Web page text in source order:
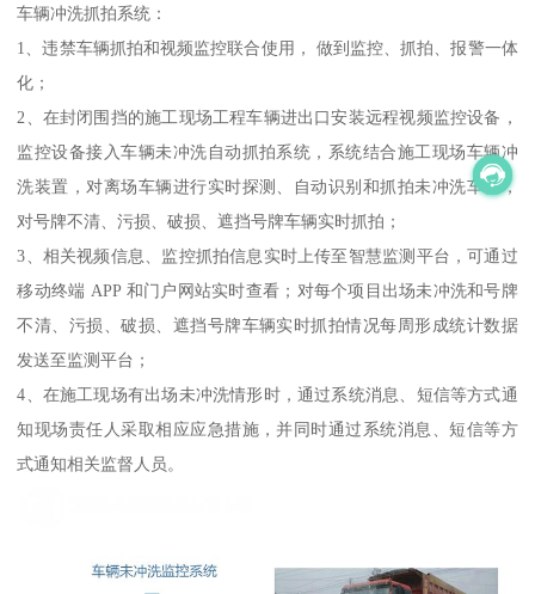
车辆冲洗抓拍系统：
1、违禁车辆抓拍和视频监控联合使用， 做到监控、抓拍、报警一体
化；
2、在封闭围挡的施工现场工程车辆进出口安装远程视频监控设备，
监控设备接入车辆未冲洗自动抓拍系统，系统结合施工现场车辆冲
洗装置，对离场车辆进行实时探测、自动识别和抓拍未冲洗车辆，
对号牌不清、污损、破损、遮挡号牌车辆实时抓拍；
3、相关视频信息、监控抓拍信息实时上传至智慧监测平台，可通过
移动终端 APP 和门户网站实时查看；对每个项目出场未冲洗和号牌
不清、污损、破损、遮挡号牌车辆实时抓拍情况每周形成统计数据
发送至监测平台；
4、在施工现场有出场未冲洗情形时，通过系统消息、短信等方式通
知现场责任人采取相应应急措施，并同时通过系统消息、短信等方
式通知相关监督人员。